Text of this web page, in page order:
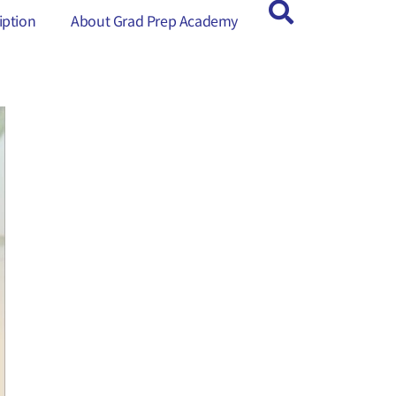
About Grad Prep Academy
About Grad Prep Academy